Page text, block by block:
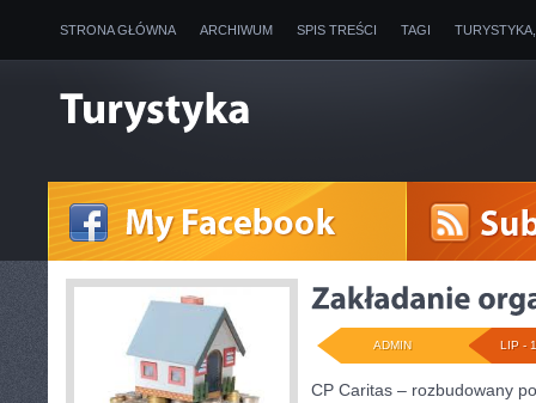
STRONA GŁÓWNA ARCHIWUM SPIS TREŚCI TAGI
LIP -
ADMIN
CP Caritas – rozbudowany